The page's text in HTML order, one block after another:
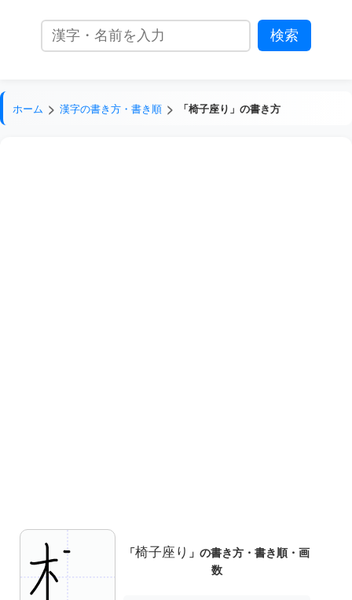
ホーム 漢字の書き方・書き順 「椅子座り」の書き方
「椅子座り 」の書き方・書き順・画
数